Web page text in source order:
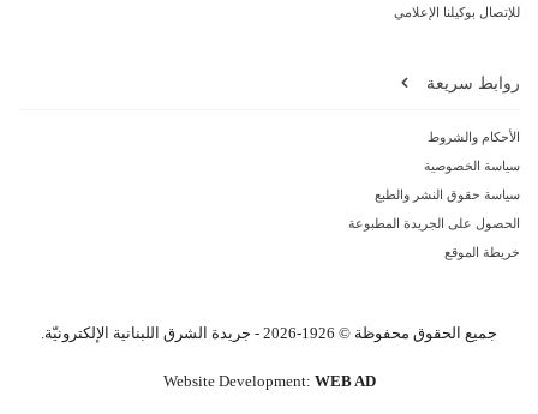
للإتصال بوكيلنا الإعلامي
روابط سريعة
الأحكام والشروط
سياسة الخصوصية
سياسة حقوق النشر والطبع
الحصول على الجريدة المطبوعة
خريطة الموقع
جميع الحقوق محفوظة © 1926-2026 - جريدة الشرق اللبنانية الإلكترونيّة.
Website Development: WEB AD